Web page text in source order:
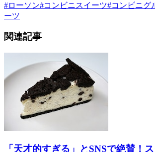
#ローソン#コンビニスイーツ#コンビニグ
ーツ
関連記事
「天才的すぎる」とSNSで絶賛！